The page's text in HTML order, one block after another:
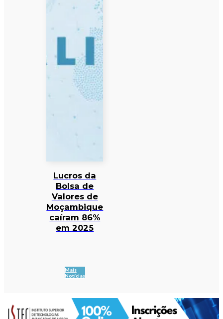
Lucros da
Bolsa de
Valores de
Moçambique
caíram 86%
em 2025
Mais
Notícias